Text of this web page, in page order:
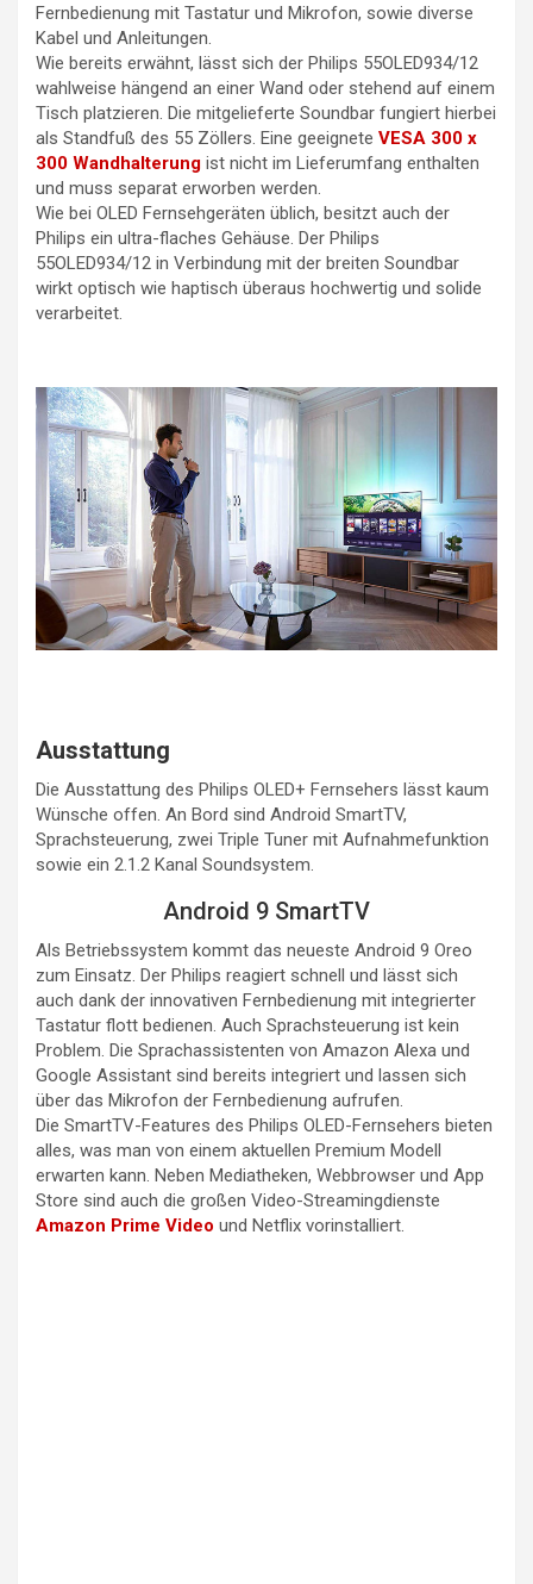
Fernbedienung mit Tastatur und Mikrofon, sowie diverse
Kabel und Anleitungen.
Wie bereits erwähnt, lässt sich der Philips 55OLED934/12
wahlweise hängend an einer Wand oder stehend auf einem
Tisch platzieren. Die mitgelieferte Soundbar fungiert hierbei
als Standfuß des 55 Zöllers. Eine geeignete VESA 300 x
300 Wandhalterung ist nicht im Lieferumfang enthalten
und muss separat erworben werden.
Wie bei OLED Fernsehgeräten üblich, besitzt auch der
Philips ein ultra-flaches Gehäuse. Der Philips
55OLED934/12 in Verbindung mit der breiten Soundbar
wirkt optisch wie haptisch überaus hochwertig und solide
verarbeitet.
Ausstattung
Die Ausstattung des Philips OLED+ Fernsehers lässt kaum
Wünsche offen. An Bord sind Android SmartTV,
Sprachsteuerung, zwei Triple Tuner mit Aufnahmefunktion
sowie ein 2.1.2 Kanal Soundsystem.
Android 9 SmartTV
Als Betriebssystem kommt das neueste Android 9 Oreo
zum Einsatz. Der Philips reagiert schnell und lässt sich
auch dank der innovativen Fernbedienung mit integrierter
Tastatur flott bedienen. Auch Sprachsteuerung ist kein
Problem. Die Sprachassistenten von Amazon Alexa und
Google Assistant sind bereits integriert und lassen sich
über das Mikrofon der Fernbedienung aufrufen.
Die SmartTV-Features des Philips OLED-Fernsehers bieten
alles, was man von einem aktuellen Premium Modell
erwarten kann. Neben Mediatheken, Webbrowser und App
Store sind auch die großen Video-Streamingdienste
Amazon Prime Video und Netflix vorinstalliert.